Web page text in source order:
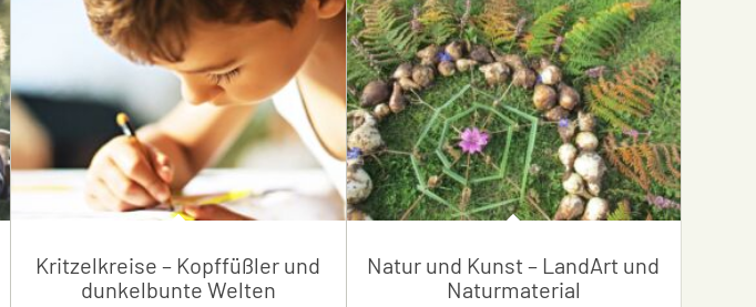
Kritzelkreise – Kopffüßler und
dunkelbunte Welten
Natur und Kunst – LandArt und
Naturmaterial